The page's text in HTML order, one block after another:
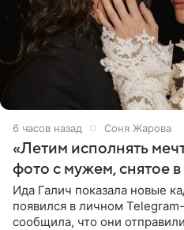
6 часов назад Соня Жарова
«Летим исполнять
фото с мужем, снятое
Ида Галич показала новые
появился в личном
сообщила, что они